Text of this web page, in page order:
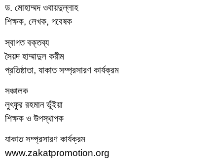
ড. মোহাম্মদ ওবায়দুল্লাহ
শিক্ষক, লেখক, গবেষক
স্বাগত বক্তব্য
সৈয়দ হাম্মাদুল করীম
প্রতিষ্ঠাতা, যাকাত সম্প্রসারণ কার্যক্রম
সঞ্চালক
লুৎফুর রহমান ভূঁইয়া
শিক্ষক ও উপস্থাপক
যাকাত সম্প্রসারণ কার্যক্রম
www.zakatpromotion.org